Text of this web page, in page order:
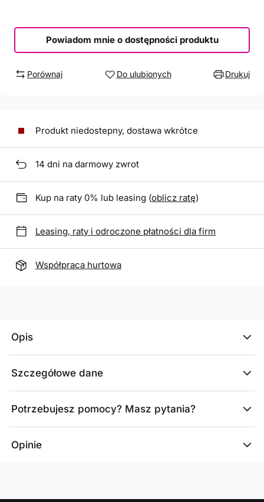
Powiadom mnie o dostępności produktu
Porównaj Do ulubionych Drukuj
Produkt niedostepny, dostawa wkrótce
14 dni na darmowy zwrot
Kup na raty 0% lub leasing (oblicz ratę)
Leasing, raty i odroczone płatności dla firm
Współpraca hurtowa
Opis
Szczegółowe dane
Potrzebujesz pomocy? Masz pytania?
Opinie